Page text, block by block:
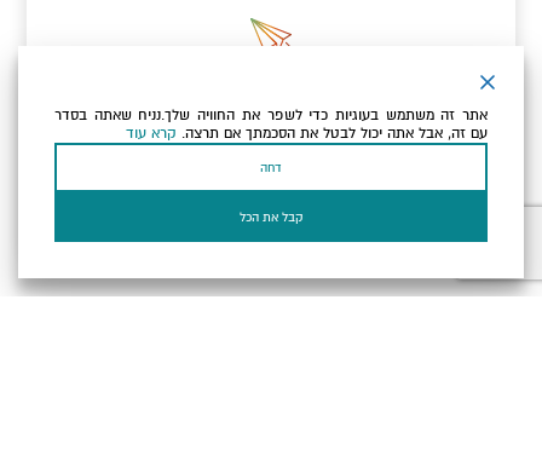
כתובת הדוא"ל שלך
אני מאשר/ת שקראתי ומסכים/הלמדיניות הפרטיות ולמדיניות
אתר זה משתמש בעוגיות כדי לשפר את החוויה שלך.נניח שאתה בסדר
עם זה, אבל אתה יכול לבטל את הסכמתך אם תרצה. קרא עוד
דחה
קבל את הכל